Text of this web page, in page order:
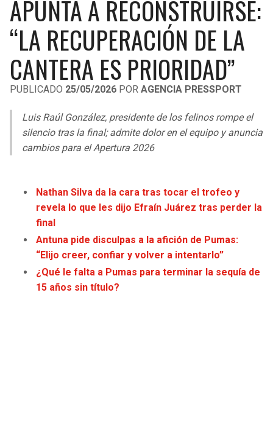
LIGA DE EXPANSIÓN MX
LEAGUES CUP
UEFA EUROPA LEAGUE
UEFA CONFERENCE LEAGUE
MLS
COPA LIBERTADORES
COPA SUDAMERICANA
LIGA BETPLAY
RAIDERS
CHARGERS
RAVENS
STEELERS
TEXANS
COLTS
JAGUARS
CAVALIERS
PISTONS
PACERS
HORNETS
HEAT
MAGIC
WIZARDS
APUNTA A RECONSTRUIRSE:
“LA RECUPERACIÓN DE LA
CANTERA ES PRIORIDAD”
PUBLICADO 25/05/2026 POR AGENCIA PRESSPORT
Luis Raúl González, presidente de los felinos rompe el
silencio tras la final; admite dolor en el equipo y anuncia
cambios para el Apertura 2026
Nathan Silva da la cara tras tocar el trofeo y
revela lo que les dijo Efraín Juárez tras perder la
final
Antuna pide disculpas a la afición de Pumas:
“Elijo creer, confiar y volver a intentarlo”
¿Qué le falta a Pumas para terminar la sequía de
15 años sin título?